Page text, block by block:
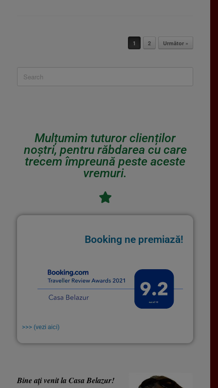
1 2 Următor »
Mulțumim tuturor clienților
noștri, pentru răbdarea cu care
trecem împreună peste aceste
vremuri.
Booking ne premiază!
>>> (vezi aici)
Bine ați venit la Casa Belazur!